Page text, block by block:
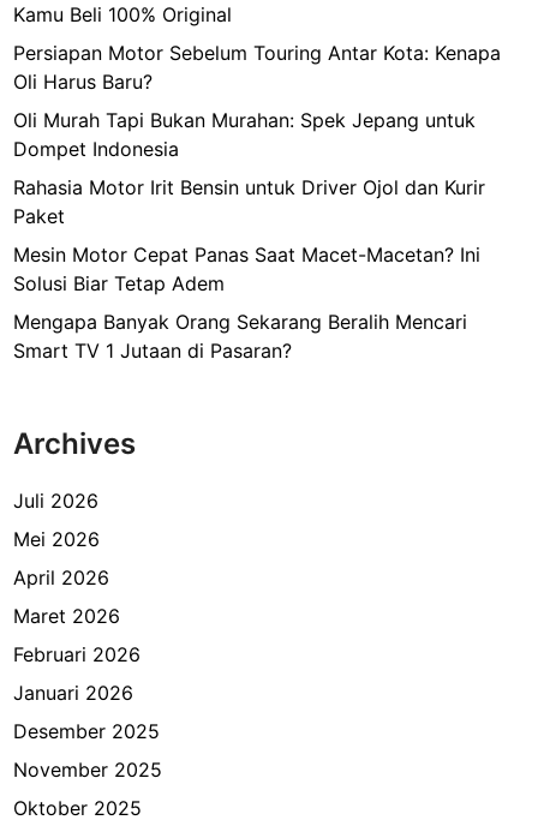
Kamu Beli 100% Original
Persiapan Motor Sebelum Touring Antar Kota: Kenapa
Oli Harus Baru?
Oli Murah Tapi Bukan Murahan: Spek Jepang untuk
Dompet Indonesia
Rahasia Motor Irit Bensin untuk Driver Ojol dan Kurir
Paket
Mesin Motor Cepat Panas Saat Macet-Macetan? Ini
Solusi Biar Tetap Adem
Mengapa Banyak Orang Sekarang Beralih Mencari
Smart TV 1 Jutaan di Pasaran?
Archives
Juli 2026
Mei 2026
April 2026
Maret 2026
Februari 2026
Januari 2026
Desember 2025
November 2025
Oktober 2025